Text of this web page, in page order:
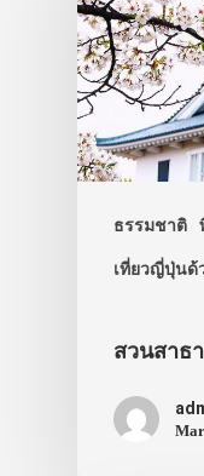
ธรรมชาติ
เที่ยวญี่ปุ่นด้
สวนสาธ